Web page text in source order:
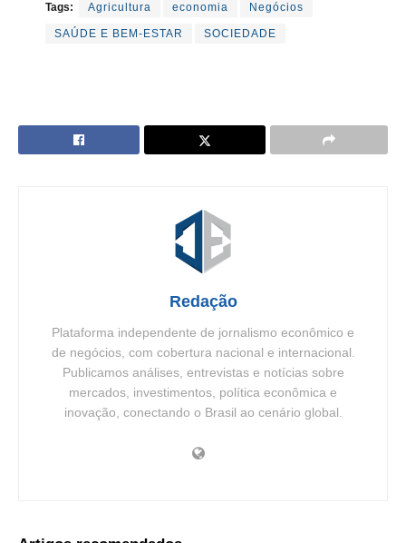
Tags: Agricultura economia Negócios
SAÚDE E BEM-ESTAR SOCIEDADE
Redação
Plataforma independente de jornalismo econômico e
de negócios, com cobertura nacional e internacional.
Publicamos análises, entrevistas e notícias sobre
mercados, investimentos, política econômica e
inovação, conectando o Brasil ao cenário global.